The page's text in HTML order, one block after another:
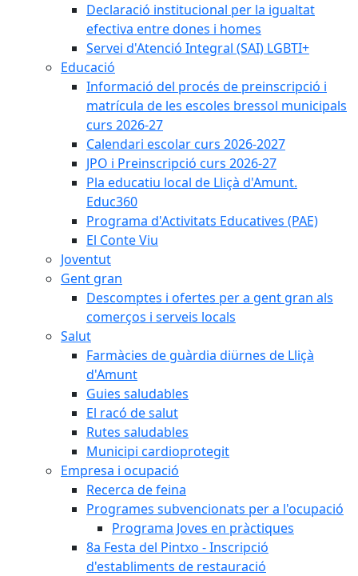
Declaració institucional per la igualtat
efectiva entre dones i homes
Servei d'Atenció Integral (SAI) LGBTI+
Educació
Informació del procés de preinscripció i
matrícula de les escoles bressol municipals
curs 2026-27
Calendari escolar curs 2026-2027
JPO i Preinscripció curs 2026-27
Pla educatiu local de Lliçà d'Amunt.
Educ360
Programa d'Activitats Educatives (PAE)
El Conte Viu
Joventut
Gent gran
Descomptes i ofertes per a gent gran als
comerços i serveis locals
Salut
Farmàcies de guàrdia diürnes de Lliçà
d'Amunt
Guies saludables
El racó de salut
Rutes saludables
Municipi cardioprotegit
Empresa i ocupació
Recerca de feina
Programes subvencionats per a l'ocupació
Programa Joves en pràctiques
8a Festa del Pintxo - Inscripció
d'establiments de restauració